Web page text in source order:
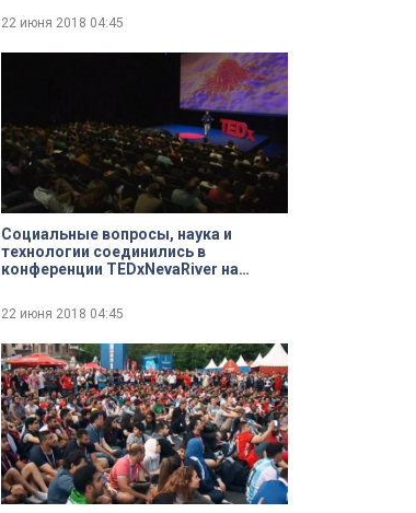
22 июня 2018 04:45
Социальные вопросы, наука и
технологии соединились в
конференции TEDxNevaRiver на
22 июня 2018 04:45